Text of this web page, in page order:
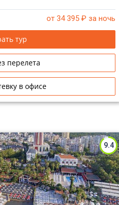
от 34 395 ₽ за ночь
тур
перелета
в офисе
9.4